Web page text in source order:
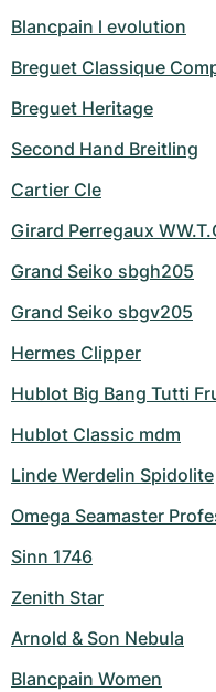
Blancpain l evolution
Breguet Classique
Breguet Heritage
Second Hand Breitling
Cartier Cle
Girard Perregaux
Grand Seiko sbgh205
Grand Seiko sbgv205
Hermes Clipper
Hublot Big Bang Tutti
Hublot Classic mdm
Linde Werdelin Spidolite
Omega Seamaster
Sinn 1746
Zenith Star
Arnold & Son Nebula
Blancpain Women